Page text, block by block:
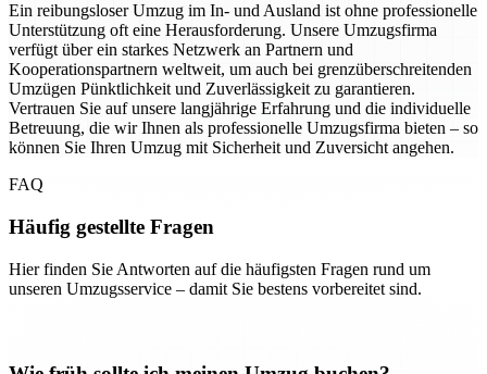
Ein reibungsloser Umzug im In- und Ausland ist ohne professionelle
Unterstützung oft eine Herausforderung. Unsere Umzugsfirma
verfügt über ein starkes Netzwerk an Partnern und
Kooperationspartnern weltweit, um auch bei grenzüberschreitenden
Umzügen Pünktlichkeit und Zuverlässigkeit zu garantieren.
Vertrauen Sie auf unsere langjährige Erfahrung und die individuelle
Betreuung, die wir Ihnen als professionelle Umzugsfirma bieten – so
können Sie Ihren Umzug mit Sicherheit und Zuversicht angehen.
FAQ
Häufig gestellte Fragen
Hier finden Sie Antworten auf die häufigsten Fragen rund um
unseren Umzugsservice – damit Sie bestens vorbereitet sind.